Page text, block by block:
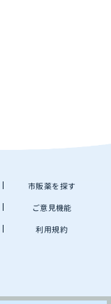
市販薬を探す
ご意見機能
利用規約